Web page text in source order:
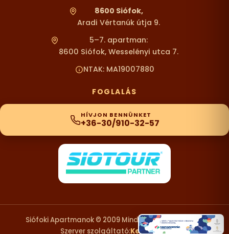
8600 Siófok,
Aradi Vértanúk útja 9.
5–7. apartman:
8600 Siófok, Wesselényi utca 7.
NTAK: MA19007880
FOGLALÁS
HÍVJON BENNÜNKET
+36-30/910-32-57
Siófoki Apartmanok © 2009 Minden Jog Fenntartva.
Szerver szolgáltató:KexDesign